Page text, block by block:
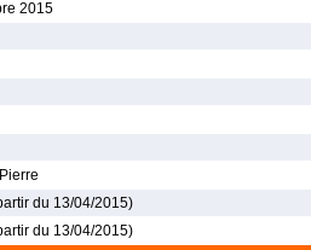
2015
du 13/04/2015)
du 13/04/2015)